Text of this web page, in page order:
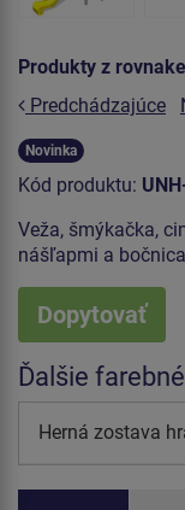
Produkty z
Predchádzajúce
Novinka
Kód produktu:
Veža, šmýkačka,
nášľapmi a
Dopytovať
Ďalšie
Herná zostava